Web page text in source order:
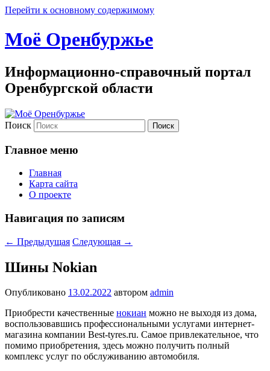
Перейти к основному содержимому
Моё Оренбуржье
Информационно-справочный портал
Оренбургской области
Поиск
Главное меню
Главная
Карта сайта
О проекте
Навигация по записям
← Предыдущая Следующая →
Шины Nokian
Опубликовано 13.02.2022 автором admin
Приобрести качественные нокиан можно не выходя из дома,
воспользовавшись профессиональными услугами интернет-
магазина компании Best-tyres.ru. Самое привлекательное, что
помимо приобретения, здесь можно получить полный
комплекс услуг по обслуживанию автомобиля.